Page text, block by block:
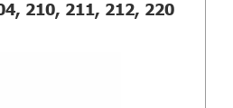
210, 211, 212, 220